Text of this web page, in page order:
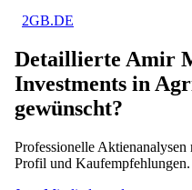
2GB.DE
Detaillierte Amir
Investments in
gewünscht?
Professionelle
Profil und